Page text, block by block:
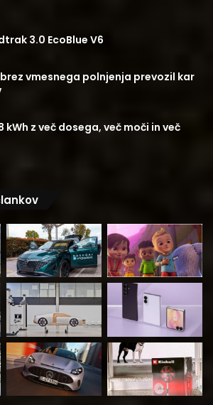
3.0 EcoBlue V6
vmesnega polnjenja prevozil kar
kWh z več dosega, več moči in več